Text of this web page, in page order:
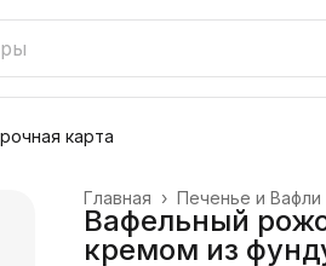
карта
Печенье и Вафли
Главная ›
Вафельный
кремом из